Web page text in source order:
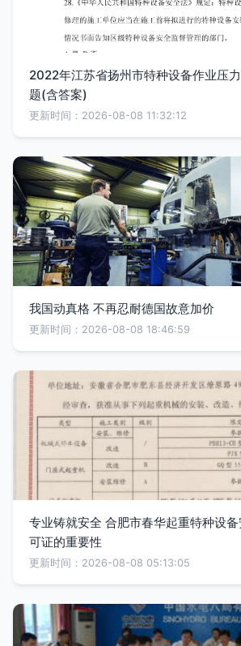
2022年江苏省扬州市特种设备作业压
题(含答案)
更新时间：2026-08-08 11:32:12
我国动真格 不再忍耐德国故意加价
更新时间：2026-08-08 18:46:59
专业铸就安全 合肥市春华起重特种设
可证的重要性
更新时间：2026-08-08 05:13:05